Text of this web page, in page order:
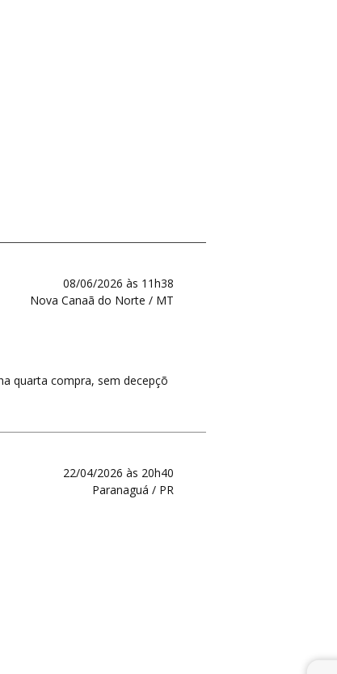
08/06/2026 às 11h38
Nova Canaã do Norte / MT
quarta compra, sem decepçõ
22/04/2026 às 20h40
Paranaguá / PR